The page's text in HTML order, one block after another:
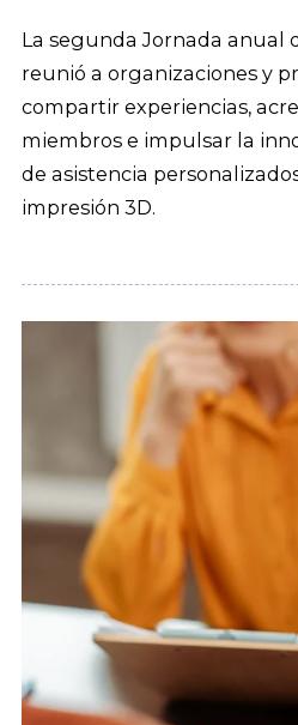
La segunda Jornada anual
reunió a organizaciones y
compartir experiencias,
miembros e impulsar la
de asistencia
impresión 3D.